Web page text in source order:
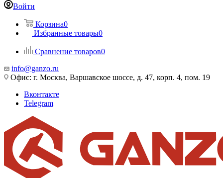
Войти
Корзина0
Избранные товары0
Сравнение товаров0
info@ganzo.ru
Офис: г. Москва, Варшавское шоссе, д. 47, корп. 4, пом. 19
Вконтакте
Telegram